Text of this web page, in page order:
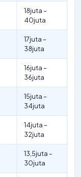
18juta –
40juta
17juta –
38juta
16juta –
36juta
15juta –
34juta
14juta –
32juta
13,5juta –
30juta